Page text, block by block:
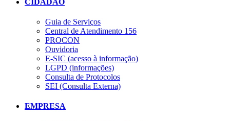
Guia de Serviços
Central de Atendimento 156
PROCON
Ouvidoria
E-SIC (acesso à informação)
LGPD (informações)
Consulta de Protocolos
SEI (Consulta Externa)
EMPRESA